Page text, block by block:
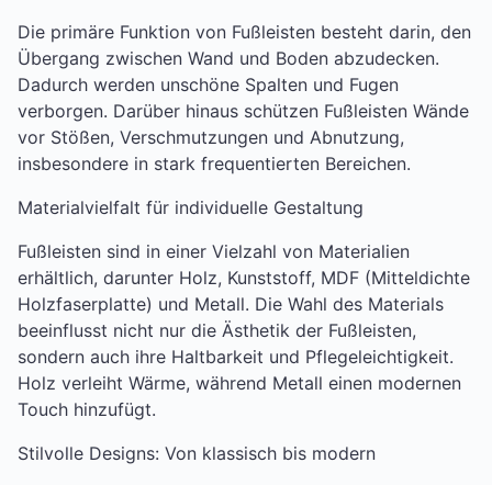
Die primäre Funktion von Fußleisten besteht darin, den
Übergang zwischen Wand und Boden abzudecken.
Dadurch werden unschöne Spalten und Fugen
verborgen. Darüber hinaus schützen Fußleisten Wände
vor Stößen, Verschmutzungen und Abnutzung,
insbesondere in stark frequentierten Bereichen.
Materialvielfalt für individuelle Gestaltung
Fußleisten sind in einer Vielzahl von Materialien
erhältlich, darunter Holz, Kunststoff, MDF (Mitteldichte
Holzfaserplatte) und Metall. Die Wahl des Materials
beeinflusst nicht nur die Ästhetik der Fußleisten,
sondern auch ihre Haltbarkeit und Pflegeleichtigkeit.
Holz verleiht Wärme, während Metall einen modernen
Touch hinzufügt.
Stilvolle Designs: Von klassisch bis modern